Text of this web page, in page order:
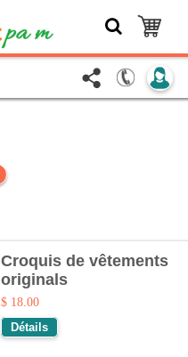
Croquis de vêtements
originals
$ 18.00
Détails